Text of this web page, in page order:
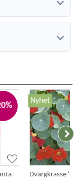
Nyhet
Dvärgkrasse